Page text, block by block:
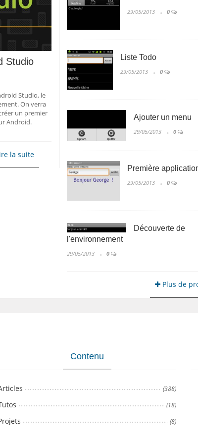
Studio
Studio, le
On verra
un premier
Android.
la suite
29/05/2013 0
Liste Todo
29/05/2013 0
Ajouter un menu
29/05/2013 0
Première
29/05/2013 0
Découverte de
l'environnement
29/05/2013 0
Plus de
Contenu
(388)
(18)
(8)